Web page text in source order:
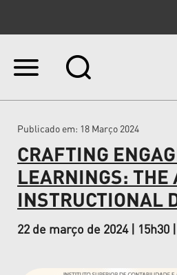
Ir
Ir
navegação
Publicado em: 18 Março 2024
CRAFTING
LEARNINGS: THE
INSTRUCTIONAL
22 de março de 2024 | 15h30